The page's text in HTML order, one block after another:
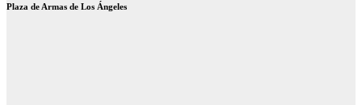
Plaza de Armas de Los Ángeles